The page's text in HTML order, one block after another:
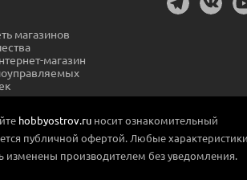
магазинов
магазин
hobbyostrov.ru носит ознакомительный
публичной офертой. Любые
изменены производителем без уведомления.